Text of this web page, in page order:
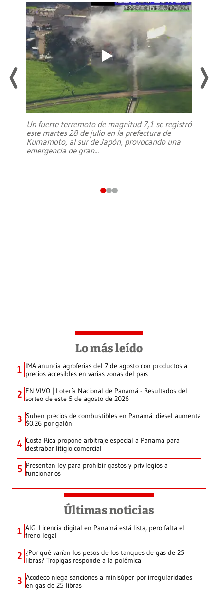
Un fuerte terremoto de magnitud 7,1 se registró
este martes 28 de julio en la prefectura de
Kumamoto, al sur de Japón, provocando una
emergencia de gran...
Lo más leído
1 IMA anuncia agroferias del 7 de agosto con productos a
precios accesibles en varias zonas del país
2 EN VIVO | Lotería Nacional de Panamá - Resultados del
sorteo de este 5 de agosto de 2026
3 Suben precios de combustibles en Panamá: diésel aumenta
$0.26 por galón
4 Costa Rica propone arbitraje especial a Panamá para
destrabar litigio comercial
5 Presentan ley para prohibir gastos y privilegios a
funcionarios
Últimas noticias
1 AIG: Licencia digital en Panamá está lista, pero falta el
freno legal
2 ¿Por qué varían los pesos de los tanques de gas de 25
libras? Tropigas responde a la polémica
3 Acodeco niega sanciones a minisúper por irregularidades
en gas de 25 libras